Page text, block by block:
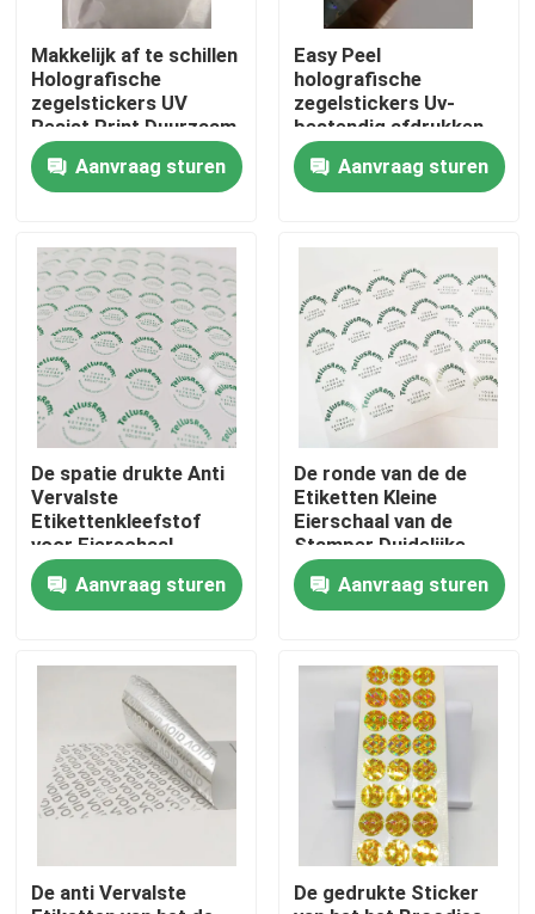
Over ons
Contacten
Producten
Zelfklevend Etiketstickers
Verpakkende etiketstickers
Douane Kleinhandelsetiketten
Voedsel Zelfklevende Etiketten
De Etiketten van de drankfles
Waterdichte Kosmetische Etiketten
Makkelijk af te schillen
Holografische
zegelstickers UV
Resist Print Duurzaam
waterdicht laserlabel
voor logoAanvraag sturen
Easy Peel
holografische
zegelstickers Uv-
bestendig afdrukken
Duurzaam waterdicht
vinyl Aanvraag sturen
De spatie drukte Anti
Vervalste
Etikettenkleefstof
voor Eierschaal
Aanvraag sturen
De ronde van de de
Etiketten Kleine
Eierschaal van de
Stamper Duidelijke
Veiligheid
Vernietigende
Vinyletiketten
Aanvraag sturen
De anti Vervalste
De gedrukte Sticker